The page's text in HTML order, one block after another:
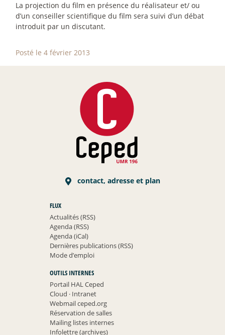
La projection du film en présence du réalisateur et/ ou
d’un conseiller scientifique du film sera suivi d’un débat
introduit par un discutant.
Posté le 4 février 2013
contact, adresse et plan
FLUX
Actualités (RSS)
Agenda (RSS)
Agenda (iCal)
Dernières publications (RSS)
Mode d’emploi
OUTILS INTERNES
Portail HAL Ceped
Cloud ·Intranet
Webmail ceped.org
Réservation de salles
Mailing listes internes
Infolettre (archives)